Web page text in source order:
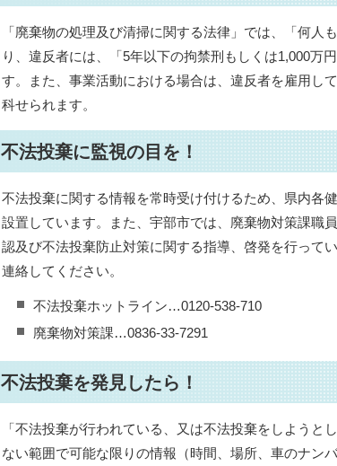
「廃棄物の処理及び清掃に関する法律」では、「何人
り、違反者には、「5年以下の拘禁刑もしくは1,000万
す。また、事業活動における場合は、違反者を雇用し
科せられます。
不法投棄に監視の目を！
不法投棄に関する情報を常時受け付けるため、県内各
設置しています。また、宇部市では、廃棄物対策課職
認及び不法投棄防止対策に関する指導、啓発を行って
連絡してください。
不法投棄ホットライン…0120-538-710
廃棄物対策課…0836-33-7291
不法投棄を発見したら！
「不法投棄が行われている、又は不法投棄をしよう
ない範囲で可能な限りの情報（時間、場所、車のナン